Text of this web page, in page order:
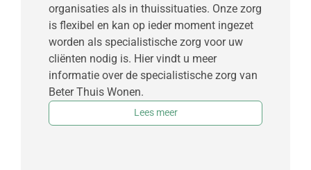
organisaties als in thuissituaties. Onze zorg
is flexibel en kan op ieder moment ingezet
worden als specialistische zorg voor uw
cliënten nodig is. Hier vindt u meer
informatie over de specialistische zorg van
Beter Thuis Wonen.
Lees meer